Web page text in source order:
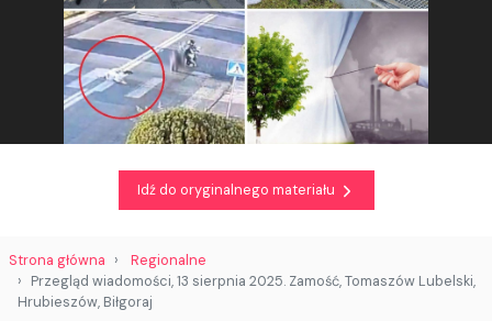
Idź do oryginalnego materiału
Strona główna
Regionalne
Przegląd wiadomości, 13 sierpnia 2025. Zamość, Tomaszów Lubelski,
Hrubieszów, Biłgoraj